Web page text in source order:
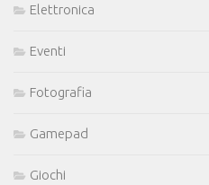
Elettronica
Eventi
Fotografia
Gamepad
Giochi